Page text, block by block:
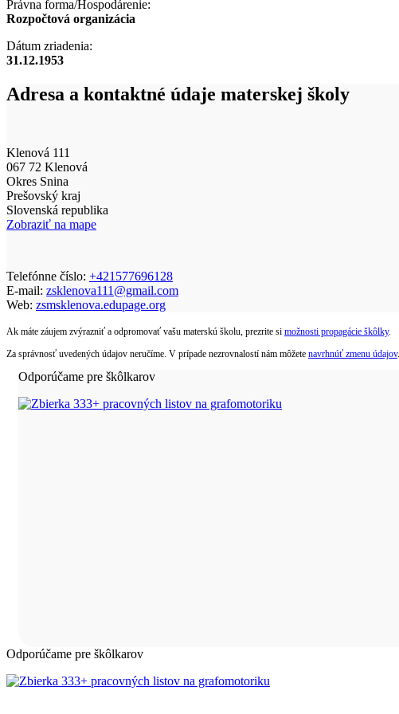
Právna forma/Hospodárenie:
Rozpočtová organizácia
Dátum zriadenia:
31.12.1953
Adresa a kontaktné údaje materskej školy
Klenová 111
067 72 Klenová
Okres Snina
Prešovský kraj
Slovenská republika
Zobraziť na mape
Telefónne číslo: +421577696128
E-mail: zsklenova111@gmail.com
Web: zsmsklenova.edupage.org
Ak máte záujem zvýrazniť a odpromovať vašu materskú školu, prezrite si možnosti propagácie škôlky.
Za správnosť uvedených údajov neručíme. V prípade nezrovnalostí nám môžete navrhnúť zmenu údajov.
Odporúčame pre škôlkarov
Odporúčame pre škôlkarov